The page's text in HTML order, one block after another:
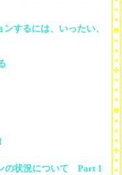
するには、いったい、
の状況について Part 1